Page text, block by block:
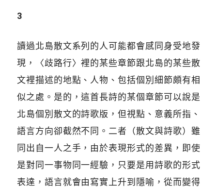
3
讀過北島散文系列的人可能都會感同身受地發
現，〈歧路行〉裡的某些章節跟北島的某些散
文裡描述的地點、人物、包括個別細節頗有相
似之處。是的，這首長詩的某個章節可以說是
北島個別散文的詩歌版，但視點、意義所指、
語言方向卻截然不同。二者（散文與詩歌）雖
同出自一人之手，由於表現形式的差異，即使
是對同一事物同一經驗，只要是用詩歌的形式
表達，語言就會由寫實上升到隱喻，從而變得